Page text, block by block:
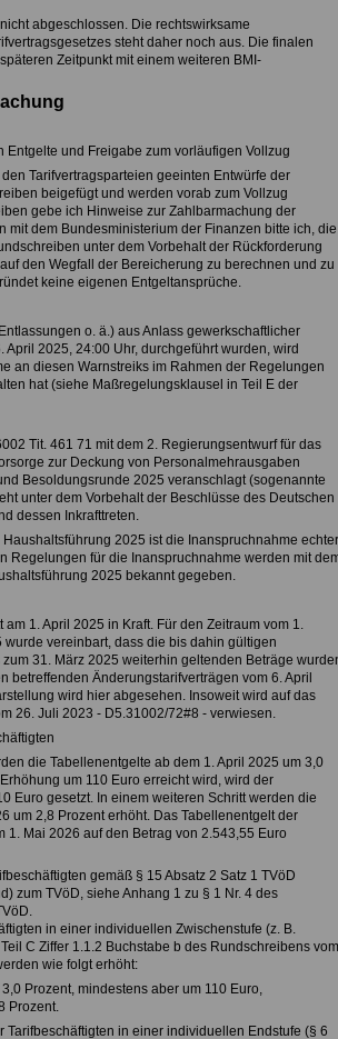
abgeschlossen. Die rechtswirksame
steht daher noch aus. Die finalen
Zeitpunkt mit einem weiteren BMI-
Entgelte und Freigabe zum vorläufigen Vollzug
Tarifvertragsparteien geeinten Entwürfe der
beigefügt und werden vorab zum Vollzug
gebe ich Hinweise zur Zahlbarmachung der
mit dem Bundesministerium der Finanzen bitte ich, die
unter dem Vorbehalt der Rückforderung
den Wegfall der Bereicherung zu berechnen und zu
keine eigenen Entgeltansprüche.
o. ä.) aus Anlass gewerkschaftlicher
2025, 24:00 Uhr, durchgeführt wurden, wird
an diesen Warnstreiks im Rahmen der Regelungen
hat (siehe Maßregelungsklausel in Teil E der
Tit. 461 71 mit dem 2. Regierungsentwurf für das
zur Deckung von Personalmehrausgaben
Besoldungsrunde 2025 veranschlagt (sogenannte
unter dem Vorbehalt der Beschlüsse des Deutschen
dessen Inkrafttreten.
2025 ist die Inanspruchnahme echter
Regelungen für die Inanspruchnahme werden mit
2025 bekannt gegeben.
1. April 2025 in Kraft. Für den Zeitraum vom 1.
vereinbart, dass die bis dahin gültigen
31. März 2025 weiterhin geltenden Beträge
betreffenden Änderungstarifverträgen vom 6. April
wird hier abgesehen. Insoweit wird auf das
26. Juli 2023 - D5.31002/72#8 - verwiesen.
die Tabellenentgelte ab dem 1. April 2025 um 3,0
um 110 Euro erreicht wird, wird der
Euro gesetzt. In einem weiteren Schritt werden die
um 2,8 Prozent erhöht. Das Tabellenentgelt der
1. Mai 2026 auf den Betrag von 2.543,55 Euro
gemäß § 15 Absatz 2 Satz 1 TVöD
zum TVöD, siehe Anhang 1 zu § 1 Nr. 4 des
in einer individuellen Zwischenstufe (z. B.
C Ziffer 1.1.2 Buchstabe b des Rundschreibens vom
wie folgt erhöht:
Prozent, mindestens aber um 110 Euro,
Prozent.
Tarifbeschäftigten in einer individuellen Endstufe (§ 6